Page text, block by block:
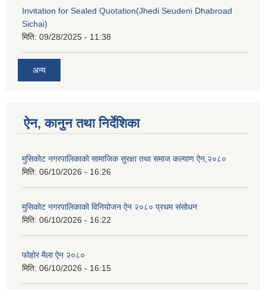
Invitation for Sealed Quotation(Jhedi Seudeni Dhabroad
Sichai)
मिति: 09/28/2025 - 11:38
अन्य
ऐन, कानुन तथा निर्देशिका
मुसिकोट नगरपालिकाको सामाजिक सुरक्षा तथा समाज कल्याण ऐन,२०८०
मिति: 06/10/2026 - 16:26
मुसिकोट नगरपालिकाको विनियोजन ऐन २०८० प्रथम संसोधन
मिति: 06/10/2026 - 16:22
फोहोर मैला ऐन २०८०
मिति: 06/10/2026 - 16:15